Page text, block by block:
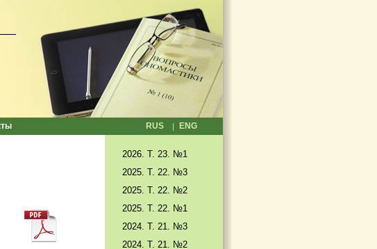
RUS ENG
2026. T. 23. №1
2025. T. 22. №3
2025. Т. 22. №2
2025. Т. 22. №1
2024. Т. 21. №3
2024. Т. 21. №2